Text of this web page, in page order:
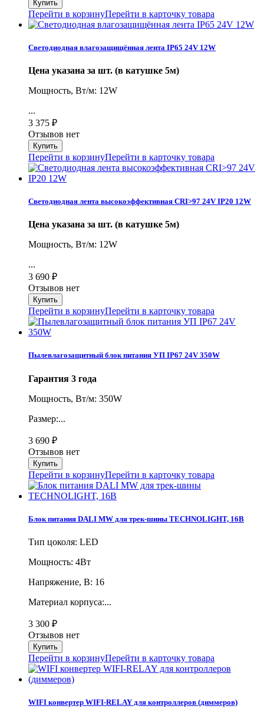
Перейти в корзинуПерейти в карточку товара
Светодиодная влагозащищённая лента IP65 24V 12W
Цена указана за шт. (в катушке 5м)
Мощность, Вт/м: 12W
...
3 375 ₽
Отзывов нет
Перейти в корзинуПерейти в карточку товара
Светодиодная лента высокоэффективная CRI>97 24V IP20 12W
Цена указана за шт. (в катушке 5м)
Мощность, Вт/м: 12W
...
3 690 ₽
Отзывов нет
Перейти в корзинуПерейти в карточку товара
Пылевлагозащитный блок питания УП IP67 24V 350W
Гарантия 3 года
Мощность, Вт/м: 350W
Размер:...
3 690 ₽
Отзывов нет
Перейти в корзинуПерейти в карточку товара
Блок питания DALI MW для трек-шины TECHNOLIGHT, 16В
Тип цоколя: LED
Мощность: 4Вт
Напряжение, В: 16
Материал корпуса:...
3 300 ₽
Отзывов нет
Перейти в корзинуПерейти в карточку товара
WIFI конвертер WIFI-RELAY для контроллеров (диммеров)